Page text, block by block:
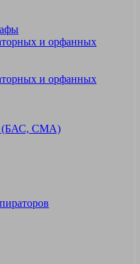
и орфанных
и орфанных
(БАС, СМА)